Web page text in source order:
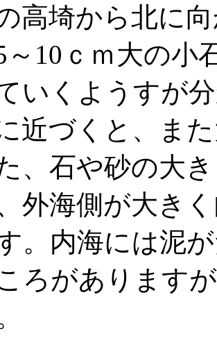
高埼から北に
～10ｃｍ大の小
いくようすが
近づくと、ま
、石や砂の大
外海側が大き
。内海には泥
ろがあります